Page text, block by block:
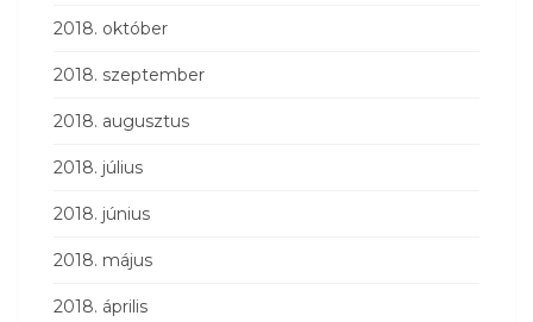
2018. október
2018. szeptember
2018. augusztus
2018. július
2018. június
2018. május
2018. április